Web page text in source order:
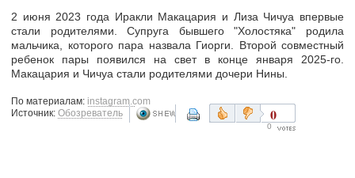
2 июня 2023 года Иракли Макацария и Лиза Чичуа впервые
стали родителями. Супруга бывшего "Холостяка" родила
мальчика, которого пара назвала Гиорги. Второй совместный
ребенок пары появился на свет в конце января 2025-го.
Макацария и Чичуа стали родителями дочери Нины.
По материалам: instagram.com
Источник: Обозреватель 0
0